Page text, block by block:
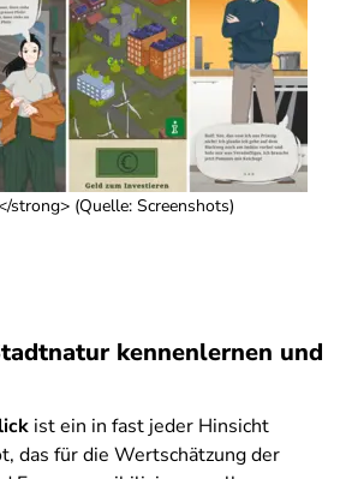
strong> (Quelle: Screenshots)
kennenlernen und
ist ein in fast jeder Hinsicht
das für die Wertschätzung der